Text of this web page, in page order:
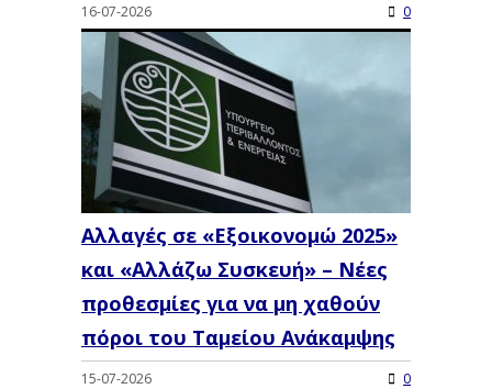
16-07-2026 0
Αλλαγές σε «Εξοικονομώ 2025»
και «Αλλάζω Συσκευή» – Νέες
προθεσμίες για να μη χαθούν
πόροι του Ταμείου Ανάκαμψης
15-07-2026 0